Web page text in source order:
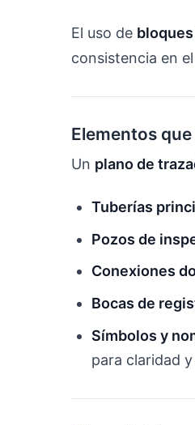
El uso de
consistencia en
Elementos
Un plano de
Tuberías
Pozos de
Conexiones
Bocas de
Símbolos y
para claridad